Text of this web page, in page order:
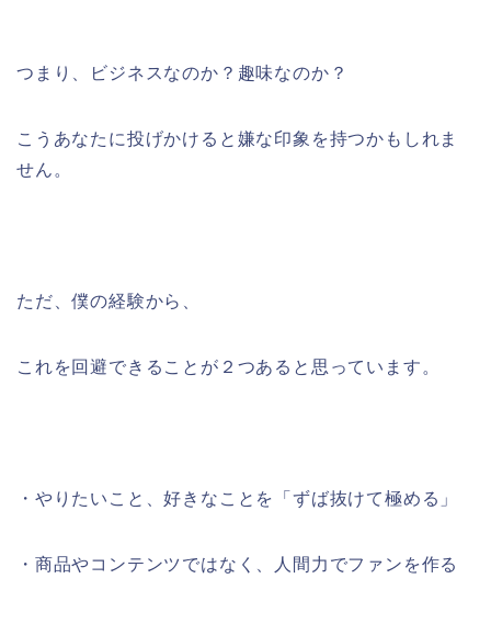
つまり、ビジネスなのか？趣味なのか？
こうあなたに投げかけると嫌な印象を持つかもしれま
せん。
ただ、僕の経験から、
これを回避できることが２つあると思っています。
・やりたいこと、好きなことを「ずば抜けて極める」
・商品やコンテンツではなく、人間力でファンを作る